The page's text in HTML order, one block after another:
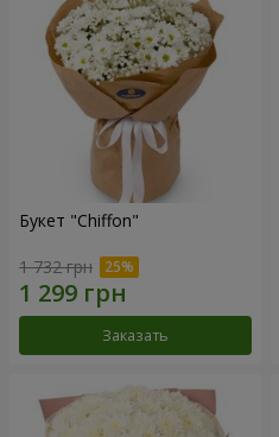
Букет "Chiffon"
1 732 грн
Заказать